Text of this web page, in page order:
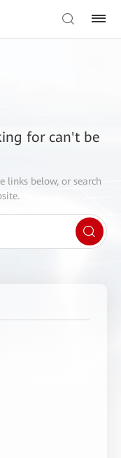
for can't be
links below, or search